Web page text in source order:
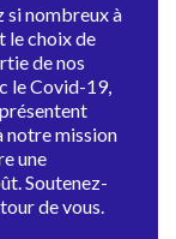
si nombreux à
le choix de
de nos
le Covid-19,
notre mission
une
Soutenez-
de vous.